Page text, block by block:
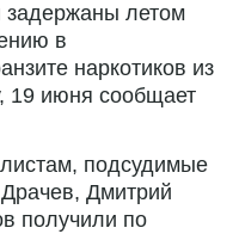
задержаны летом
в
наркотиков из
19 июня сообщает
подсудимые
Дмитрий
получили по